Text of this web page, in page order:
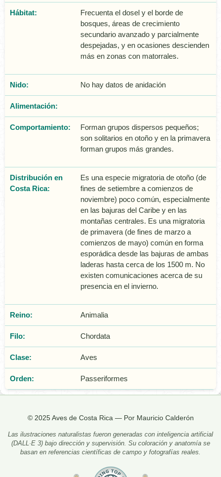
Hábitat:
Frecuenta el dosel y el borde de
bosques, áreas de crecimiento
secundario avanzado y parcialmente
despejadas, y en ocasiones descienden
más en zonas con matorrales.
Nido: No hay datos de anidación
Alimentación:
Comportamiento:
Forman grupos dispersos pequeños;
son solitarios en otoño y en la primavera
forman grupos más grandes.
Distribución en
Costa Rica:
Es una especie migratoria de otoño (de
fines de setiembre a comienzos de
noviembre) poco común, especialmente
en las bajuras del Caribe y en las
montañas centrales. Es una migratoria
de primavera (de fines de marzo a
comienzos de mayo) común en forma
esporádica desde las bajuras de ambas
laderas hasta cerca de los 1500 m. No
existen comunicaciones acerca de su
presencia en el invierno.
Reino: Animalia
Filo: Chordata
Clase: Aves
Orden: Passeriformes
© 2025 Aves de Costa Rica — Por Mauricio Calderón
Las ilustraciones naturalistas fueron generadas con inteligencia artificial
(DALL·E 3) bajo dirección y supervisión. Su coloración y anatomía se
basan en referencias científicas de campo y fotografías reales.